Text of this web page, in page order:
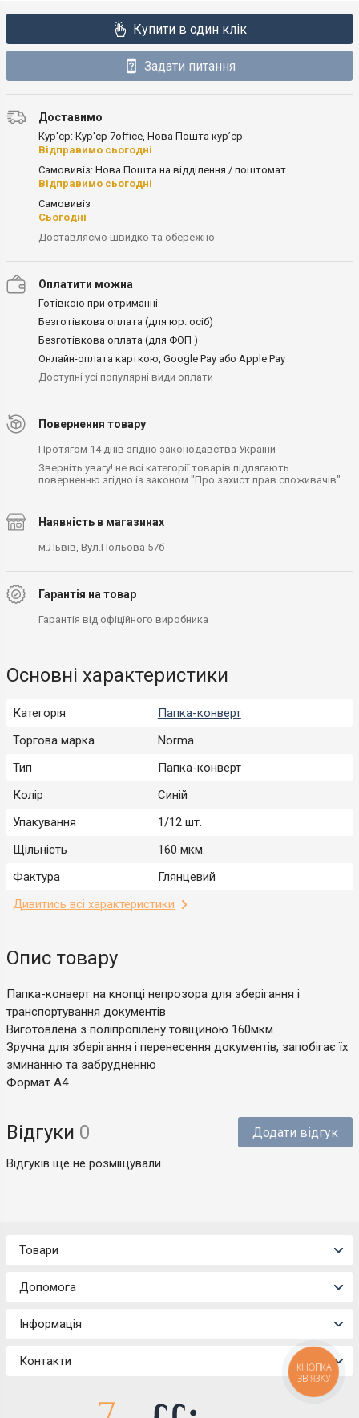
Купити в один клік
Задати питання
Доставимо
Кур'єр: Кур'єр 7office, Нова Пошта кур’єр
Відправимо сьогодні
Самовивіз: Нова Пошта на відділення / поштомат
Відправимо сьогодні
Самовивіз
Сьогодні
Доставляємо швидко та обережно
Оплатити можна
Готівкою при отриманні
Безготівкова оплата (для юр. осіб)
Безготівкова оплата (для ФОП )
Онлайн-оплата карткою, Google Pay або Apple Pay
Доступні усі популярні види оплати
Повернення товару
Протягом 14 днів згідно законодавства України
Зверніть увагу! не всі категорії товарів підлягають
поверненню згідно із законом "Про захист прав споживачів"
Наявність в магазинах
м.Львів, Вул.Польова 57б
Гарантія на товар
Гарантія від офіційного виробника
Основні характеристики
Категорія
Папка-конверт
Торгова марка
Norma
Тип
Папка-конверт
Колір
Синій
Упакування
1/12 шт.
Щільність
160 мкм.
Фактура
Глянцевий
Дивитись всі характеристики
Опис товару
Папка-конверт на кнопці непрозора для зберігання і
транспортування документів
Виготовлена з поліпропілену товщиною 160мкм
Зручна для зберігання і перенесення документів, запобігає їх
зминанню та забрудненню
Формат А4
Відгуки 0 Додати відгук
Відгуків ще не розміщували
Товари
Допомога
Інформація
Контакти
КНОПКА
ЗВ'ЯЗКУ